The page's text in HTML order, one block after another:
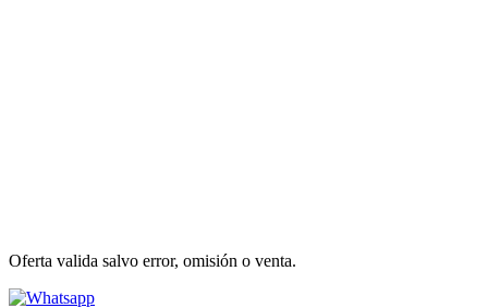
Oferta valida salvo error, omisión o venta.